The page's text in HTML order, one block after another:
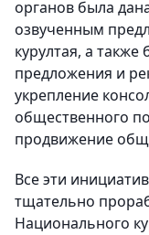
органов была
озвученным
курултая, а
предложения и
укрепление
общественного
продвижение
Все эти
тщательно
Национального